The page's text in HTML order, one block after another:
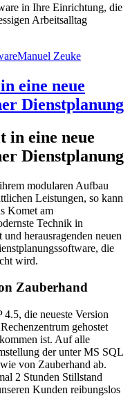
in Ihre Einrichtung, die
Arbeitsalltag
Manuel Zeuke
eine neue
Dienstplanung
in eine neue
Dienstplanung
modularen Aufbau
Leistungen, so kann
Komet am
Technik in
herausragenden neuen
die
wird.
Zauberhand
die neueste Version
gehostet
ist. Auf alle
der unter MS SQL
von Zauberhand ab.
2 Stunden Stillstand
Kunden reibungslos